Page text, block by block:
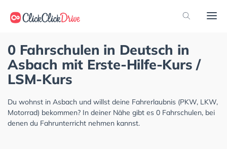
0 Fahrschulen in Deutsch in
Asbach mit Erste-Hilfe-Kurs /
LSM-Kurs
Du wohnst in Asbach und willst deine Fahrerlaubnis (PKW, LKW,
Motorrad) bekommen? In deiner Nähe gibt es 0 Fahrschulen, bei
denen du Fahrunterricht nehmen kannst.